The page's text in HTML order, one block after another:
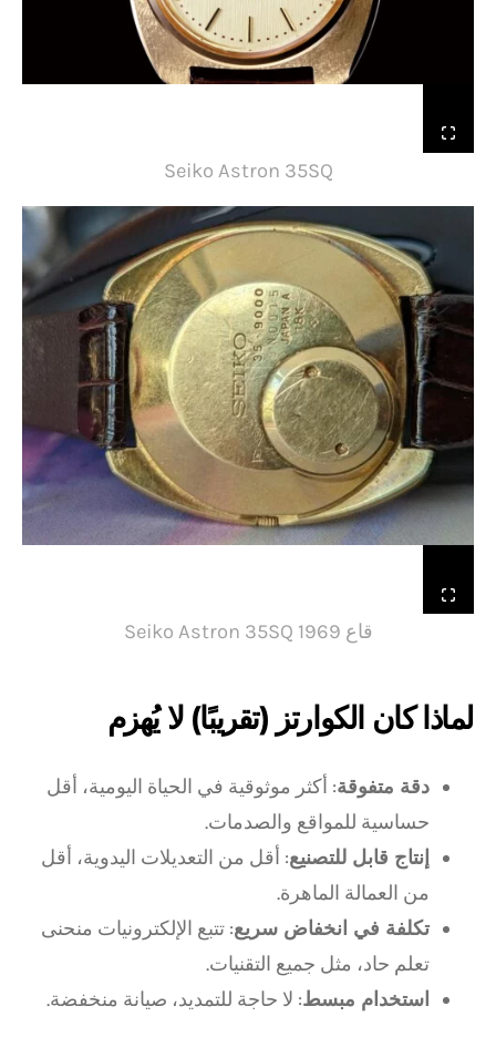
Seiko Astron 35SQ
قاع Seiko Astron 35SQ 1969
لماذا كان الكوارتز (تقريبًا) لا يُهزم
دقة متفوقة: أكثر موثوقية في الحياة اليومية، أقل
حساسية للمواقع والصدمات.
إنتاج قابل للتصنيع: أقل من التعديلات اليدوية، أقل
من العمالة الماهرة.
تكلفة في انخفاض سريع: تتبع الإلكترونيات منحنى
تعلم حاد، مثل جميع التقنيات.
استخدام مبسط: لا حاجة للتمديد، صيانة منخفضة.